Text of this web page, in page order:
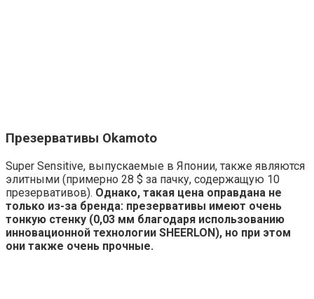
Презервативы Okamoto
Super Sensitive, выпускаемые в Японии, также являются
элитными (примерно 28 $ за пачку, содержащую 10
презервативов). Однако, такая цена оправдана не
только из-за бренда: презервативы имеют очень
тонкую стенку (0,03 мм благодаря использованию
инновационной технологии SHEERLON), но при этом
они также очень прочные.